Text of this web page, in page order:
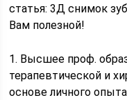
статья: 3Д снимок
Вам полезной!
1. Высшее проф.
терапевтической и
основе личного